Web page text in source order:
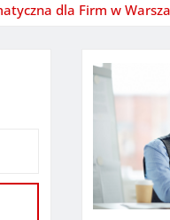
dla Firm w